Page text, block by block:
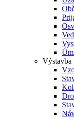
Výstavba